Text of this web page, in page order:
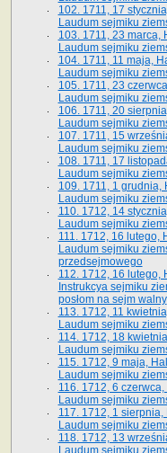
102. 1711, 17
Laudum sejmiku
103. 1711, 23 marca,
Laudum sejmiku
104. 1711, 11 maja,
Laudum sejmiku
105. 1711, 23
Laudum sejmiku
106. 1711, 20
Laudum sejmiku
107. 1711, 15
Laudum sejmiku
108. 1711, 17
Laudum sejmiku
109. 1711, 1 grudnia,
Laudum sejmiku
110. 1712, 14
Laudum sejmiku
111. 1712, 16 lutego,
Laudum sejmiku
przedsejmowego
112. 1712, 16 lutego,
Instrukcya sejmiku
posłom na sejm walny
113. 1712, 11
Laudum sejmiku
114. 1712, 18
Laudum sejmiku
115. 1712, 9 maja,
Laudum sejmiku
116. 1712, 6
Laudum sejmiku
117. 1712, 1 sierpnia,
Laudum sejmiku
118. 1712, 13
Laudum sejmiku